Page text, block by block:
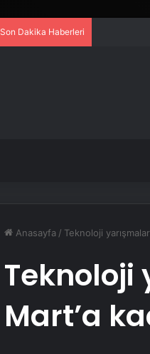
Son Dakika Haberleri
Anasayfa / Teknoloji
Teknoloji
Mart’a